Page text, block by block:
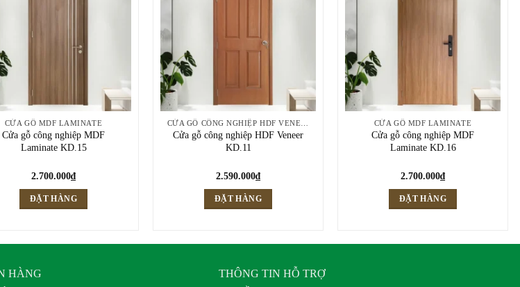
CỬA GỖ MDF LAMINATE
Cửa gỗ công nghiệp MDF
Laminate KD.15
2.700.000₫
ĐẶT HÀNG
Cửa gỗ công nghiệp HDF Veneer
KD.11
2.590.000₫
ĐẶT HÀNG
CỬA GỖ MDF LAMINATE
Cửa gỗ công nghiệp MDF
Laminate KD.16
2.700.000₫
ĐẶT HÀNG
HÀNG
THÔNG TIN HỖ TRỢ